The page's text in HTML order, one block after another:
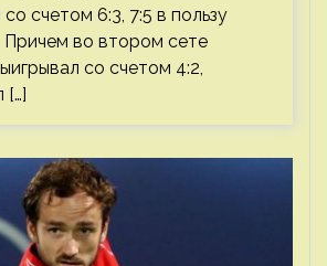
счетом 6:3, 7:5 в пользу
во втором сете
со счетом 4:2,
[…]